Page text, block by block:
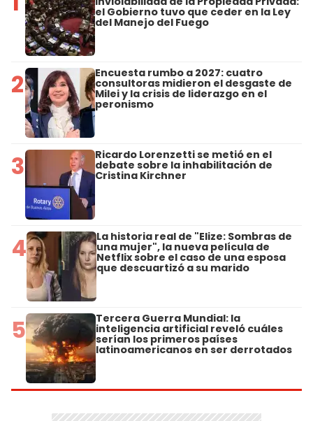
el Gobierno tuvo que ceder en la Ley
del Manejo del Fuego
2 Encuesta rumbo a 2027: cuatro
consultoras midieron el desgaste de
Milei y la crisis de liderazgo en el
peronismo
3 Ricardo Lorenzetti se metió en el
debate sobre la inhabilitación de
Cristina Kirchner
4 La historia real de "Elize: Sombras de
una mujer", la nueva película de
Netflix sobre el caso de una esposa
que descuartizó a su marido
5 Tercera Guerra Mundial: la
inteligencia artificial reveló cuáles
serían los primeros países
latinoamericanos en ser derrotados